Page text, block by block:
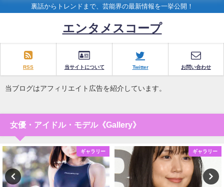
裏話からトレンドまで、芸能界の最新情報を一挙公開！
エンタメスコープ
RSS 当サイトについて Twitter お問い合わせ
当ブログはアフィリエイト広告を紹介しています。
女優・アイドル・モデル《Gallery》
ギャラリー ギャラリー